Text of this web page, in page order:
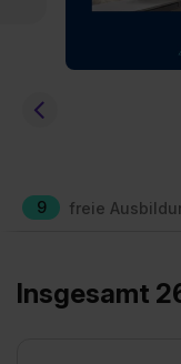
9 freie
Insgesamt